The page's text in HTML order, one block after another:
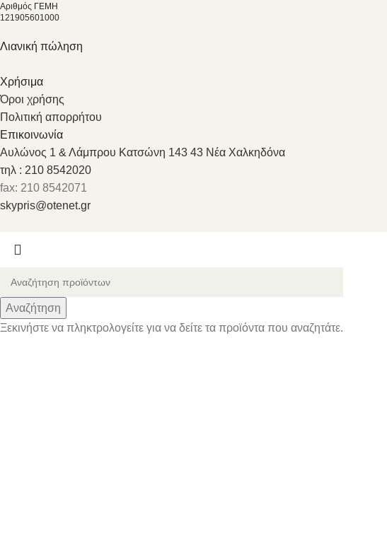
Αριθμός ΓΕΜΗ
121905601000
Λιανική πώληση
Χρήσιμα
Όροι χρήσης
Πολιτική απορρήτου
Επικοινωνία
Αυλώνος 1 & Λάμπρου Κατσώνη 143 43 Νέα Χαλκηδόνα
τηλ : 210 8542020
fax: 210 8542071
skypris@otenet.gr
Αναζήτηση
Ξεκινήστε να πληκτρολογείτε για να δείτε τα προϊόντα που αναζητάτε.